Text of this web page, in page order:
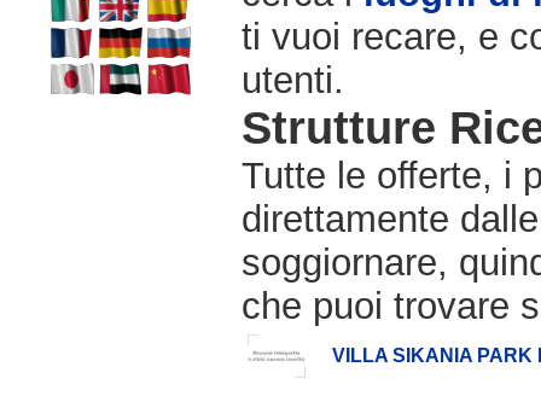
ti vuoi recare, e
utenti.
Strutture
Tutte le offerte, i
direttamente
soggiornare,
che puoi trovare
VILLA SIKANIA PARK